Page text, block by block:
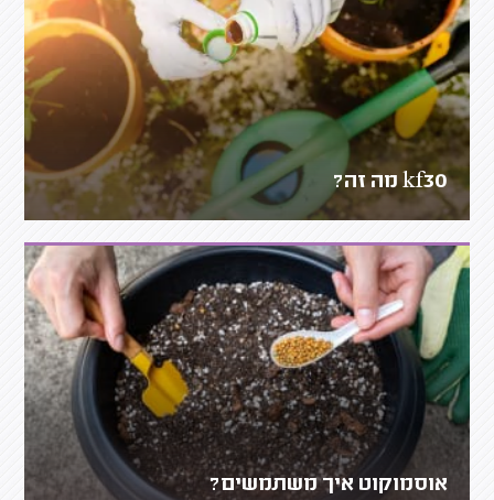
kf30 מה זה?
אוסמוקוט איך משתמשים?